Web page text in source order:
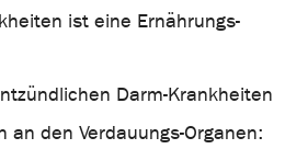
ist eine Ernährungs-
Darm-Krankheiten
an den Verdauungs-Organen: